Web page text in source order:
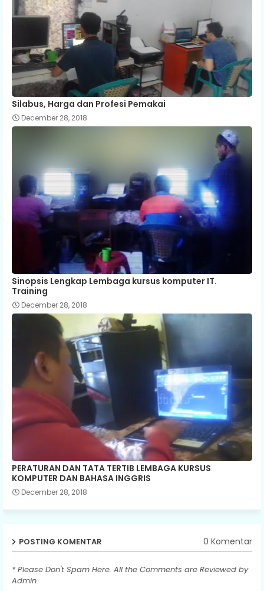
Silabus, Harga dan Profesi Pemakai
December 28, 2018
Sinopsis Lengkap Lembaga kursus komputer IT.
Training
December 28, 2018
PERATURAN DAN TATA TERTIB LEMBAGA KURSUS
KOMPUTER DAN BAHASA INGGRIS
December 28, 2018
POSTING KOMENTAR 0 Komentar
* Please Don't Spam Here. All the Comments are Reviewed by
Admin.